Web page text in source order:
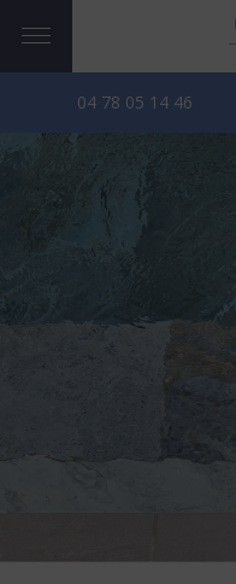
04 78 05 14 46